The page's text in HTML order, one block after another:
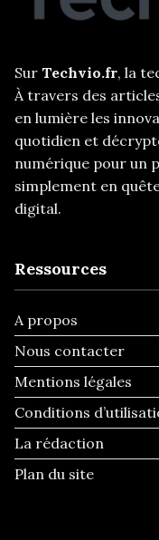
Sur Techvio.fr, la
À travers des
en lumière les
quotidien et
numérique pour un
simplement en
digital.
Ressources
A propos
Nous contacter
Mentions légales
Conditions
La rédaction
Plan du site